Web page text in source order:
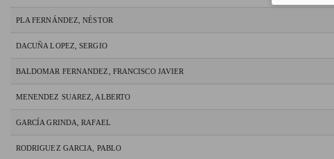
PLA FERNÁNDEZ, NÉSTOR
DACUÑA LOPEZ, SERGIO
BALDOMAR FERNANDEZ, FRANCISCO JAVIER
MENENDEZ SUAREZ, ALBERTO
GARCÍA GRINDA, RAFAEL
RODRIGUEZ GARCIA, PABLO